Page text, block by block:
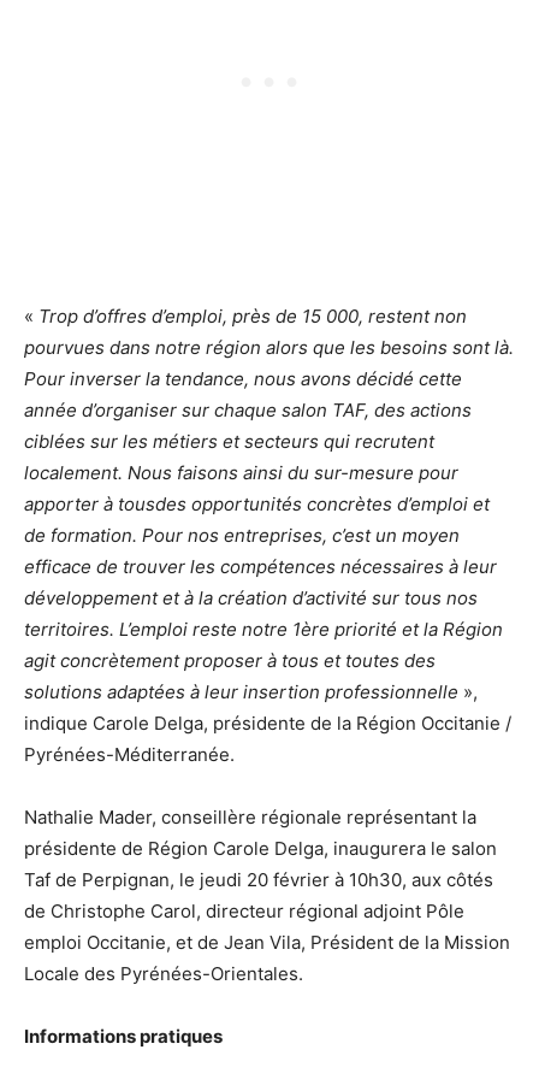
« Trop d’offres d’emploi, près de 15 000, restent non
pourvues dans notre région alors que les besoins sont là.
Pour inverser la tendance, nous avons décidé cette
année d’organiser sur chaque salon TAF, des actions
ciblées sur les métiers et secteurs qui recrutent
localement. Nous faisons ainsi du sur-mesure pour
apporter à tousdes opportunités concrètes d’emploi et
de formation. Pour nos entreprises, c’est un moyen
efficace de trouver les compétences nécessaires à leur
développement et à la création d’activité sur tous nos
territoires. L’emploi reste notre 1ère priorité et la Région
agit concrètement proposer à tous et toutes des
solutions adaptées à leur insertion professionnelle »,
indique Carole Delga, présidente de la Région Occitanie /
Pyrénées-Méditerranée.
Nathalie Mader, conseillère régionale représentant la
présidente de Région Carole Delga, inaugurera le salon
Taf de Perpignan, le jeudi 20 février à 10h30, aux côtés
de Christophe Carol, directeur régional adjoint Pôle
emploi Occitanie, et de Jean Vila, Président de la Mission
Locale des Pyrénées-Orientales.
Informations pratiques